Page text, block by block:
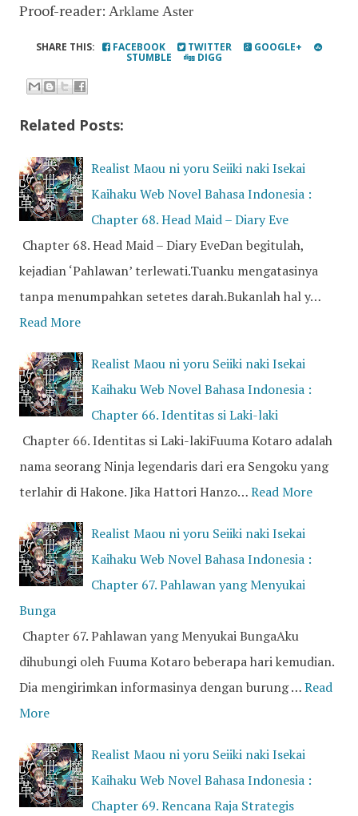
Proof-reader: Arklame Aster
SHARE THIS: FACEBOOK TWITTER GOOGLE+
STUMBLE DIGG
Related Posts:
Realist Maou ni yoru Seiiki naki Isekai
Kaihaku Web Novel Bahasa Indonesia :
Chapter 68. Head Maid – Diary Eve
Chapter 68. Head Maid – Diary EveDan begitulah,
kejadian ‘Pahlawan’ terlewati.Tuanku mengatasinya
tanpa menumpahkan setetes darah.Bukanlah hal y…
Read More
Realist Maou ni yoru Seiiki naki Isekai
Kaihaku Web Novel Bahasa Indonesia :
Chapter 66. Identitas si Laki-laki
Chapter 66. Identitas si Laki-lakiFuuma Kotaro adalah
nama seorang Ninja legendaris dari era Sengoku yang
terlahir di Hakone. Jika Hattori Hanzo…Read More
Realist Maou ni yoru Seiiki naki Isekai
Kaihaku Web Novel Bahasa Indonesia :
Chapter 67. Pahlawan yang Menyukai
Bunga
Chapter 67. Pahlawan yang Menyukai BungaAku
dihubungi oleh Fuuma Kotaro beberapa hari kemudian.
Dia mengirimkan informasinya dengan burung …Read
More
Realist Maou ni yoru Seiiki naki Isekai
Kaihaku Web Novel Bahasa Indonesia :
Chapter 69. Rencana Raja Strategis